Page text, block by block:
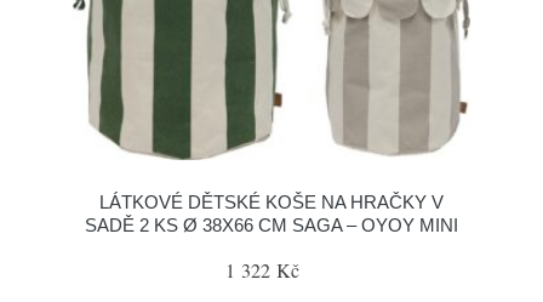
LÁTKOVÉ DĚTSKÉ KOŠE NA HRAČKY V
SADĚ 2 KS Ø 38X66 CM SAGA – OYOY MINI
1 322 Kč